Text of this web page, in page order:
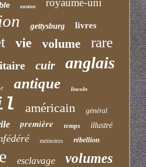
easton
gettysburg livres
vie volume rare
cuir anglais
antique lincoln
américain général
première temps illustré
mémoires rébellion
esclavage volumes